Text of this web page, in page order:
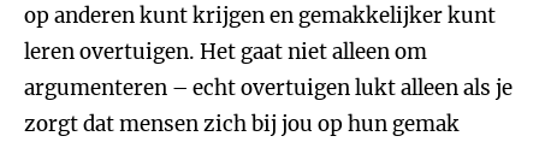
op anderen kunt krijgen en gemakkelijker kunt
leren overtuigen. Het gaat niet alleen om
argumenteren – echt overtuigen lukt alleen als je
zorgt dat mensen zich bij jou op hun gemak